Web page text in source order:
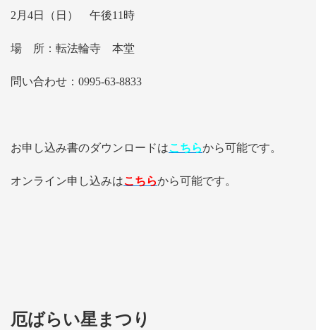
2月4日（日） 午後11時
場 所：転法輪寺 本堂
問い合わせ：0995-63-8833
お申し込み書のダウンロードはこちらから可能です。
オンライン申し込みはこちらから可能です。
厄ばらい星まつり